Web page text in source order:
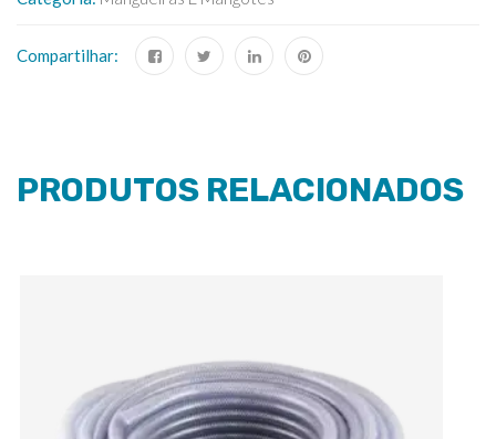
Compartilhar:
PRODUTOS RELACIONADOS